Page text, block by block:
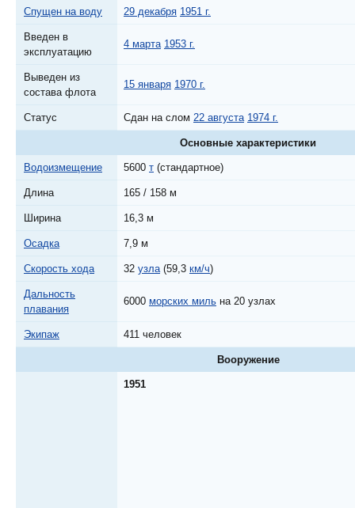
Спущен на воду 29 декабря 1951 г.
Введен в
эксплуатацию
4 марта 1953 г.
Выведен из
состава флота
15 января 1970 г.
Статус Сдан на слом 22 августа 1974 г.
Основные характеристики
Водоизмещение 5600 т (стандартное)
Длина 165 / 158 м
Ширина 16,3 м
Осадка 7,9 м
Скорость хода 32 узла(59,3 км/ч)
Дальность
плавания
6000 морских миль на 20 узлах
Экипаж 411 человек
Вооружение
1951